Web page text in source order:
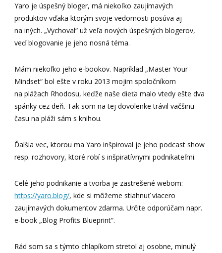
Yaro je úspešný bloger, má niekoľko zaujímavých
produktov vďaka ktorým svoje vedomosti posúva aj
na iných. „Vychoval“ už veľa nových úspešných blogerov,
veď blogovanie je jeho nosná téma.
Mám niekoľko jeho e-bookov. Napríklad „Master Your
Mindset“ bol ešte v roku 2013 mojim spoločníkom
na plážach Rhodosu, keďže naše dieťa malo vtedy ešte dva
spánky cez deň. Tak som na tej dovolenke trávil väčšinu
času na pláži sám s knihou.
Ďalšia vec, ktorou ma Yaro inšpiroval je jeho podcast show
resp. rozhovory, ktoré robí s inšpiratívnymi podnikateľmi.
Celé jeho podnikanie a tvorba je zastrešené webom:
https://yaro.blog/, kde si môžeme stiahnuť viacero
zaujímavých dokumentov zdarma. Určite odporúčam napr.
e-book „Blog Profits Blueprint“.
Rád som sa s týmto chlapíkom stretol aj osobne, minulý